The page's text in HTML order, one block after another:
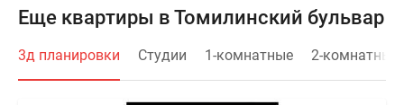
Еще квартиры в Томилинский бульвар
3д планировки Студии 1-комнатные 2-комнатные